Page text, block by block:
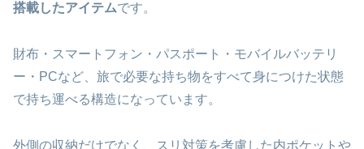
搭載したアイテムです。
財布・スマートフォン・パスポート・モバイルバッテリ
ー・PCなど、旅で必要な持ち物をすべて身につけた状態
で持ち運べる構造になっています。
外側の収納だけでなく、スリ対策を考慮した内ポケットや